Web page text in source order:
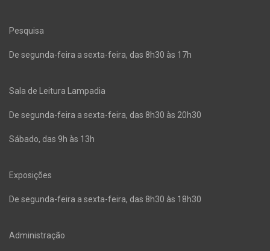
Pesquisa
De segunda-feira a sexta-feira, das 8h30 às 17h
Sala de Leitura Lampadia
De segunda-feira a sexta-feira, das 8h30 às 20h30
Sábado, das 9h às 13h
Exposições
De segunda-feira a sexta-feira, das 8h30 às 18h30
Administração